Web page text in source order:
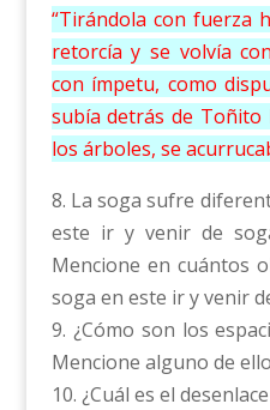
“Tirándola con fuerza
retorcía y se volvía
con ímpetu, como
subía detrás de Toñito
los árboles, se
8. La soga sufre
este ir y venir de
Mencione en cuántos
soga en este ir y venir
9. ¿Cómo son los
Mencione alguno de
10. ¿Cuál es el